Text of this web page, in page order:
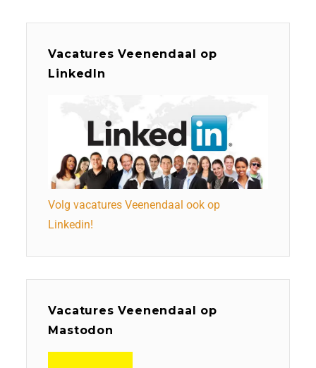
Vacatures Veenendaal op
LinkedIn
Volg vacatures Veenendaal ook op
Linkedin!
Vacatures Veenendaal op
Mastodon